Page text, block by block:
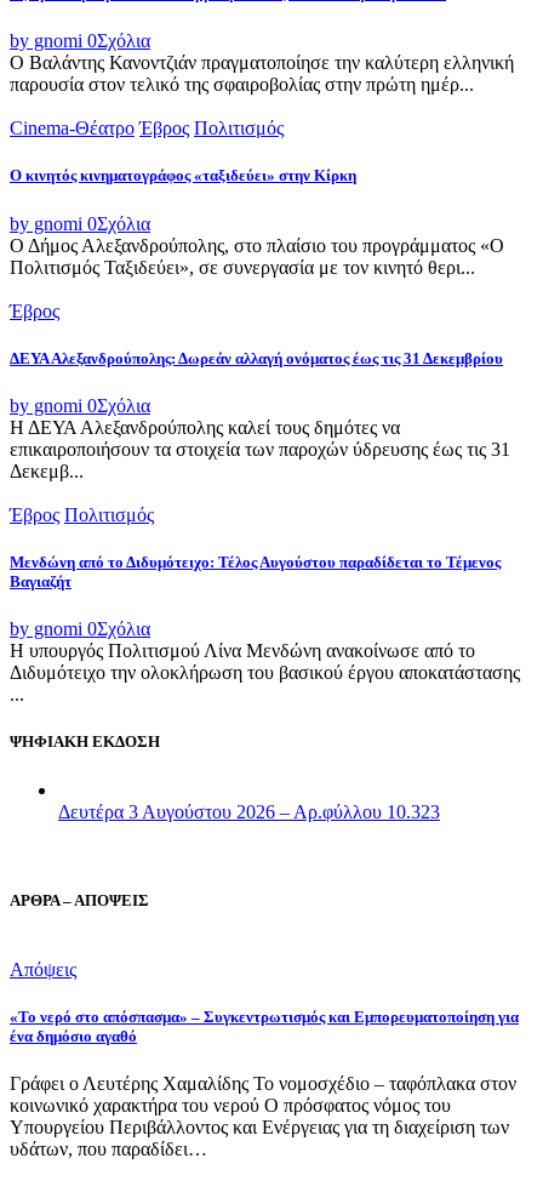
by gnomi 0Σχόλια
Ο Βαλάντης Κανοντζιάν πραγματοποίησε την καλύτερη ελληνική
παρουσία στον τελικό της σφαιροβολίας στην πρώτη ημέρ...
Cinema-Θέατρο Έβρος Πολιτισμός
Ο κινητός κινηματογράφος «ταξιδεύει» στην Κίρκη
by gnomi 0Σχόλια
Ο Δήμος Αλεξανδρούπολης, στο πλαίσιο του προγράμματος «Ο
Πολιτισμός Ταξιδεύει», σε συνεργασία με τον κινητό θερι...
Έβρος
ΔΕΥΑ Αλεξανδρούπολης: Δωρεάν αλλαγή ονόματος έως τις 31 Δεκεμβρίου
by gnomi 0Σχόλια
Η ΔΕΥΑ Αλεξανδρούπολης καλεί τους δημότες να
επικαιροποιήσουν τα στοιχεία των παροχών ύδρευσης έως τις 31
Δεκεμβ...
Έβρος Πολιτισμός
Μενδώνη από το Διδυμότειχο: Τέλος Αυγούστου παραδίδεται το Τέμενος
Βαγιαζήτ
by gnomi 0Σχόλια
Η υπουργός Πολιτισμού Λίνα Μενδώνη ανακοίνωσε από το
Διδυμότειχο την ολοκλήρωση του βασικού έργου αποκατάστασης
...
ΨΗΦΙΑΚΗ ΕΚΔΟΣΗ
Δευτέρα 3 Αυγούστου 2026 – Αρ.φύλλου 10.323
ΑΡΘΡΑ – ΑΠΟΨΕΙΣ
Απόψεις
«Το νερό στο απόσπασμα» – Συγκεντρωτισμός και Εμπορευματοποίηση για
ένα δημόσιο αγαθό
Γράφει ο Λευτέρης Χαμαλίδης Το νομοσχέδιο – ταφόπλακα στον
κοινωνικό χαρακτήρα του νερού Ο πρόσφατος νόμος του
Υπουργείου Περιβάλλοντος και Ενέργειας για τη διαχείριση των
υδάτων, που παραδίδει…